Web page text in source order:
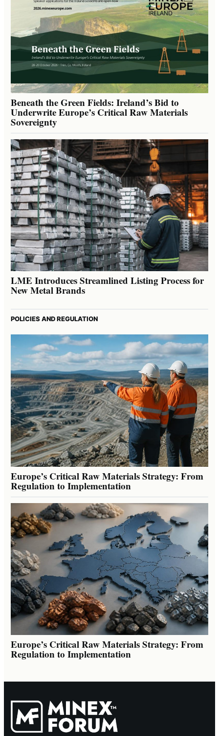
Beneath the Green Fields: Ireland’s Bid to
Underwrite Europe’s Critical Raw Materials
Sovereignty
LME Introduces Streamlined Listing Process for
New Metal Brands
POLICIES AND REGULATION
Europe’s Critical Raw Materials Strategy: From
Regulation to Implementation
Europe’s Critical Raw Materials Strategy: From
Regulation to Implementation